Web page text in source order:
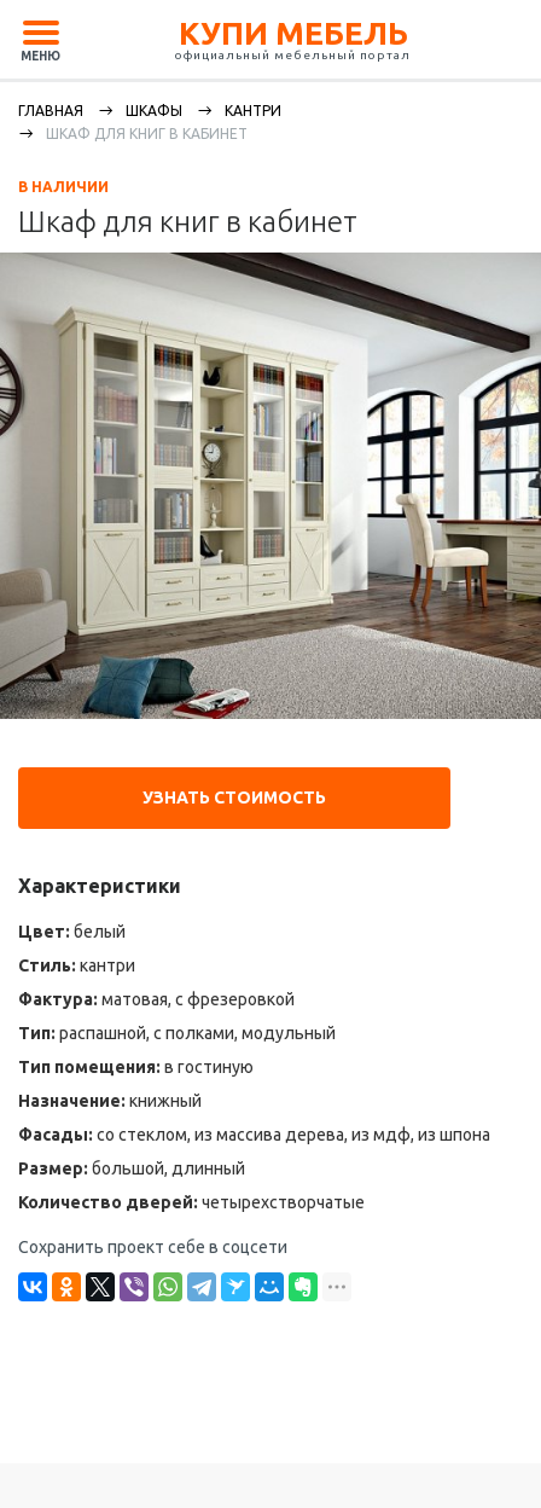
МЕНЮ
КУПИ МЕБЕЛЬ
официальный мебельный портал
ГЛАВНАЯ ШКАФЫ
КАНТРИ
ШКАФ ДЛЯ КНИГ В КАБИНЕТ
В НАЛИЧИИ
Шкаф для книг в кабинет
УЗНАТЬ СТОИМОСТЬ
Характеристики
Цвет: белый
Стиль: кантри
Фактура: матовая, с фрезеровкой
Тип: распашной, с полками, модульный
Тип помещения: в гостиную
Назначение: книжный
Фасады: со стеклом, из массива дерева, из мдф, из шпона
Размер: большой, длинный
Количество дверей: четырехстворчатые
Сохранить проект себе в соцсети